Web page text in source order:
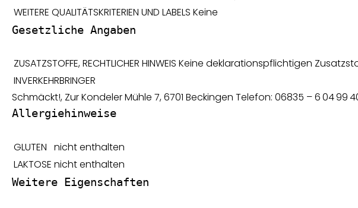
WEITERE QUALITÄTSKRITERIEN UND LABELS Keine
Gesetzliche Angaben
ZUSATZSTOFFE, RECHTLICHER HINWEIS Keine deklarationspflichtigen
INVERKEHRBRINGER
Schmäckt!, Zur Kondeler Mühle 7, 6701 Beckingen Telefon: 06835 – 6 04 99
Allergiehinweise
GLUTEN
nicht enthalten
LAKTOSE nicht enthalten
Weitere Eigenschaften